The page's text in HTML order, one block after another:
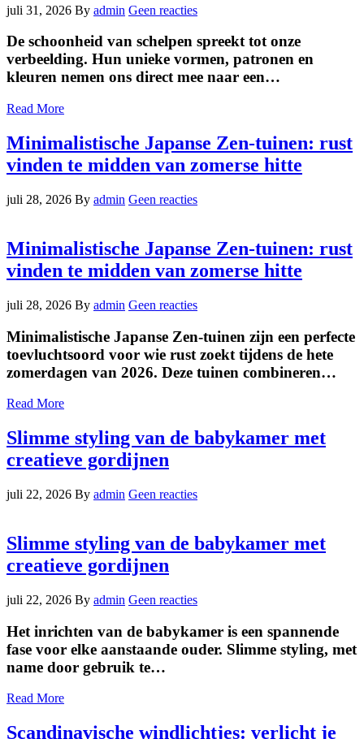
juli 31, 2026 By admin Geen reacties
De schoonheid van schelpen spreekt tot onze
verbeelding. Hun unieke vormen, patronen en
kleuren nemen ons direct mee naar een…
Read More
Minimalistische Japanse Zen-tuinen: rust
vinden te midden van zomerse hitte
juli 28, 2026 By admin Geen reacties
Minimalistische Japanse Zen-tuinen: rust
vinden te midden van zomerse hitte
juli 28, 2026 By admin Geen reacties
Minimalistische Japanse Zen-tuinen zijn een perfecte
toevluchtsoord voor wie rust zoekt tijdens de hete
zomerdagen van 2026. Deze tuinen combineren…
Read More
Slimme styling van de babykamer met
creatieve gordijnen
juli 22, 2026 By admin Geen reacties
Slimme styling van de babykamer met
creatieve gordijnen
juli 22, 2026 By admin Geen reacties
Het inrichten van de babykamer is een spannende
fase voor elke aanstaande ouder. Slimme styling, met
name door gebruik te…
Read More
Scandinavische windlichtjes: verlicht je